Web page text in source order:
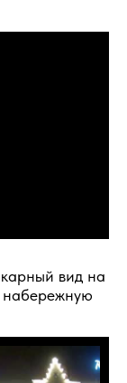
вид на
набережную